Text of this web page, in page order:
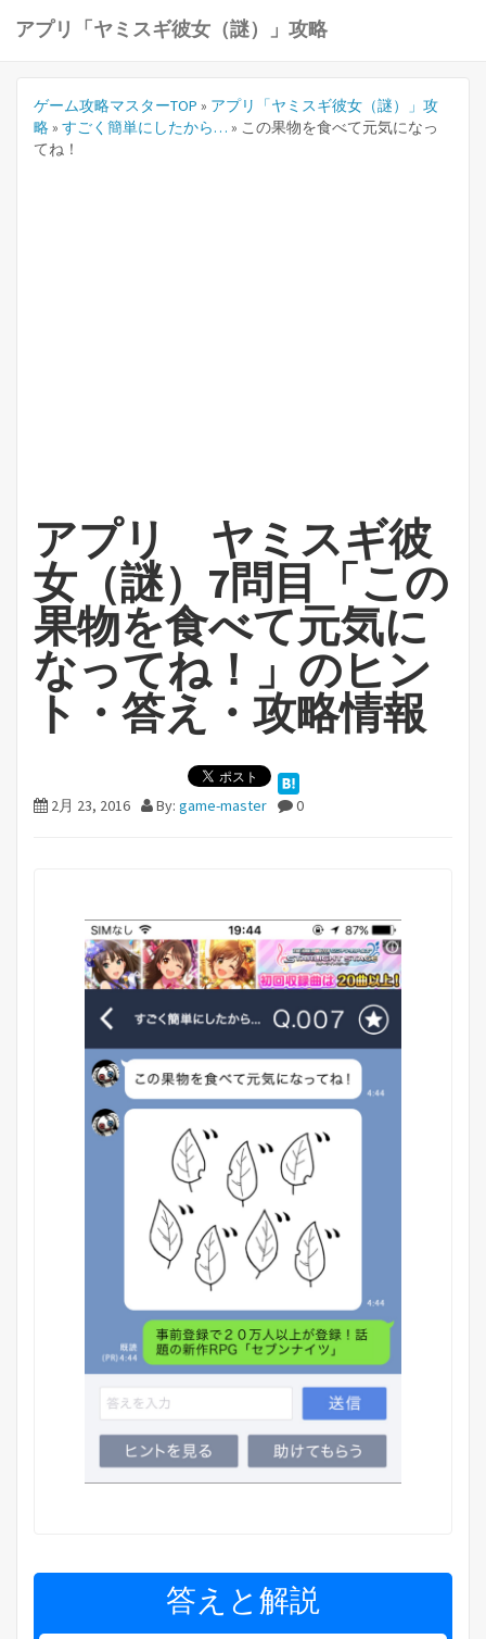
アプリ「ヤミスギ彼女（謎）」攻略
ゲーム攻略マスターTOP » アプリ「ヤミスギ彼女（謎）」攻
略» すごく簡単にしたから… » この果物を食べて元気になっ
てね！
アプリ ヤミスギ彼
女（謎）7問目「この
果物を食べて元気に
なってね！」のヒン
ト・答え・攻略情報
2月 23, 2016 By: game-master 0
答えと解説